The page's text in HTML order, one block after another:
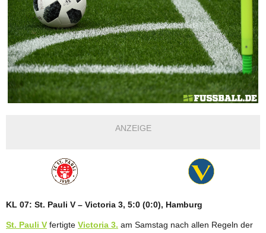
ANZEIGE
KL 07: St. Pauli V – Victoria 3, 5:0 (0:0), Hamburg
St. Pauli V fertigte Victoria 3. am Samstag nach allen Regeln der